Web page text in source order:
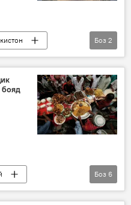
Боз 2
бояд
Дин ва оин
Боз 6